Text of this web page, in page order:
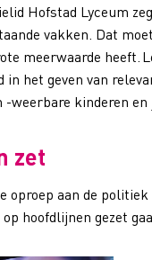
Hofstad Lyceum
vakken. Dat
meerwaarde heeft.
het geven van
weerbare kinderen en
zet
oproep aan de
hoofdlijnen gezet